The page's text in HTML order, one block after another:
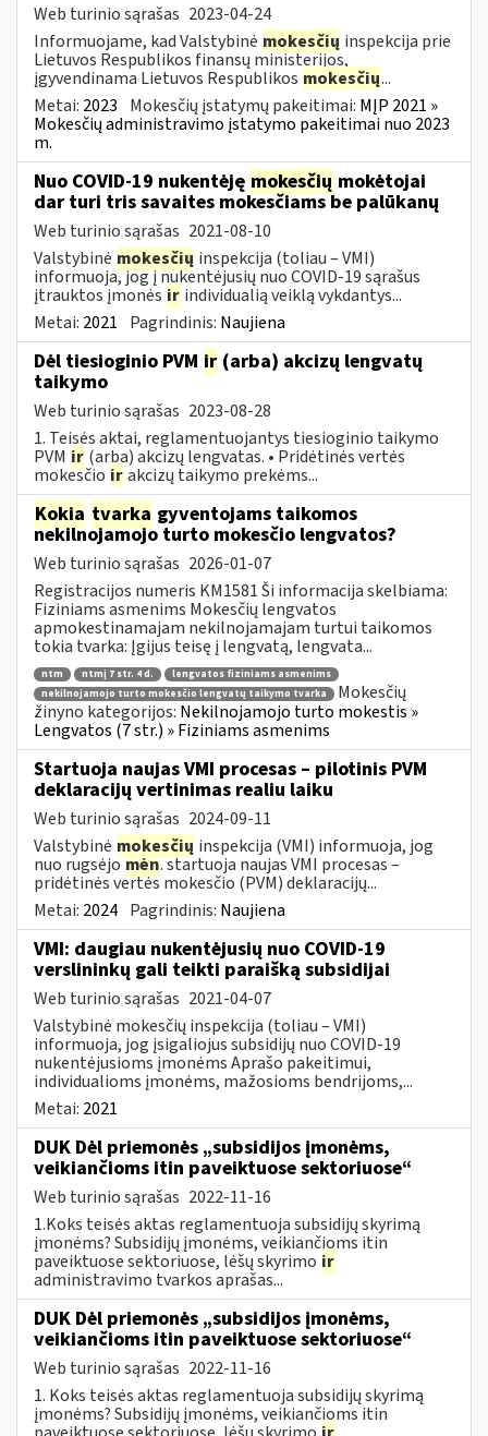
Web turinio sąrašas 2023-04-24
Informuojame, kad Valstybinė mokesčių inspekcija prie
Lietuvos Respublikos finansų ministerijos,
įgyvendinama Lietuvos Respublikos mokesčių...
Metai: 2023 Mokesčių įstatymų pakeitimai: MĮP 2021 »
Mokesčių administravimo įstatymo pakeitimai nuo 2023
m.
Nuo COVID-19 nukentėję mokesčių mokėtojai
dar turi tris savaites mokesčiams be palūkanų
Web turinio sąrašas 2021-08-10
Valstybinė mokesčių inspekcija (toliau – VMI)
informuoja, jog į nukentėjusių nuo COVID-19 sąrašus
įtrauktos įmonės ir individualią veiklą vykdantys...
Metai: 2021 Pagrindinis: Naujiena
Dėl tiesioginio PVM ir (arba) akcizų lengvatų
taikymo
Web turinio sąrašas 2023-08-28
1. Teisės aktai, reglamentuojantys tiesioginio taikymo
PVM ir (arba) akcizų lengvatas. • Pridėtinės vertės
mokesčio irakcizų taikymo prekėms...
Kokia tvarka gyventojams taikomos
nekilnojamojo turto mokesčio lengvatos?
Web turinio sąrašas 2026-01-07
Registracijos numeris KM1581 Ši informacija skelbiama:
Fiziniams asmenims Mokesčių lengvatos
apmokestinamajam nekilnojamajam turtui taikomos
tokia tvarka: Įgijus teisę į lengvatą, lengvata...
ntm ntmį 7 str. 4 d.
lengvatos fiziniams asmenims
nekilnojamojo turto mokesčio lengvatų taikymo tvarka
Mokesčių
žinyno kategorijos: Nekilnojamojo turto mokestis »
Lengvatos (7 str.) » Fiziniams asmenims
Startuoja naujas VMI procesas – pilotinis PVM
deklaracijų vertinimas realiu laiku
Web turinio sąrašas 2024-09-11
Valstybinė mokesčių inspekcija (VMI) informuoja, jog
nuo rugsėjomėn. startuoja naujas VMI procesas –
pridėtinės vertės mokesčio (PVM) deklaracijų...
Metai: 2024 Pagrindinis: Naujiena
VMI: daugiau nukentėjusių nuo COVID-19
verslininkų gali teikti paraišką subsidijai
Web turinio sąrašas 2021-04-07
Valstybinė mokesčių inspekcija (toliau – VMI)
informuoja, jog įsigaliojus subsidijų nuo COVID-19
nukentėjusioms įmonėms Aprašo pakeitimui,
individualioms įmonėms, mažosioms bendrijoms,...
Metai: 2021
DUK Dėl priemonės „subsidijos įmonėms,
veikiančioms itin paveiktuose sektoriuose“
Web turinio sąrašas 2022-11-16
1.Koks teisės aktas reglamentuoja subsidijų skyrimą
įmonėms? Subsidijų įmonėms, veikiančioms itin
paveiktuose sektoriuose, lėšų skyrimo ir
administravimo tvarkos aprašas...
DUK Dėl priemonės „subsidijos įmonėms,
veikiančioms itin paveiktuose sektoriuose“
Web turinio sąrašas 2022-11-16
1. Koks teisės aktas reglamentuoja subsidijų skyrimą
įmonėms? Subsidijų įmonėms, veikiančioms itin